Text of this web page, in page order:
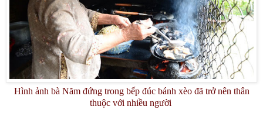
Hình ảnh bà Năm đứng trong bếp đúc bánh xèo đã trở nên thân
thuộc với nhiều người